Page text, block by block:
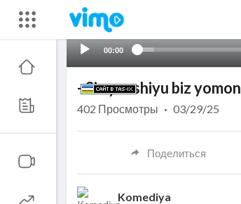
00:00
- Siz yaxshiyu biz yomon
402 Просмотры · 03/29/25
Поделиться
Komediya